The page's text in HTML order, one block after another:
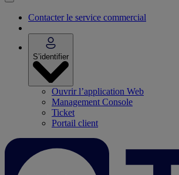
Contacter le service commercial
S’identifier
Ouvrir l’application Web
Management Console
Ticket
Portail client